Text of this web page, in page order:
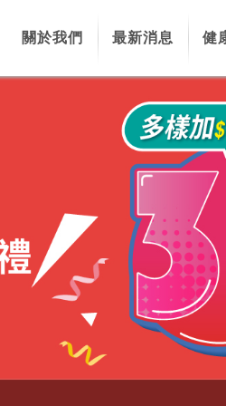
關於我們 最新消息 健